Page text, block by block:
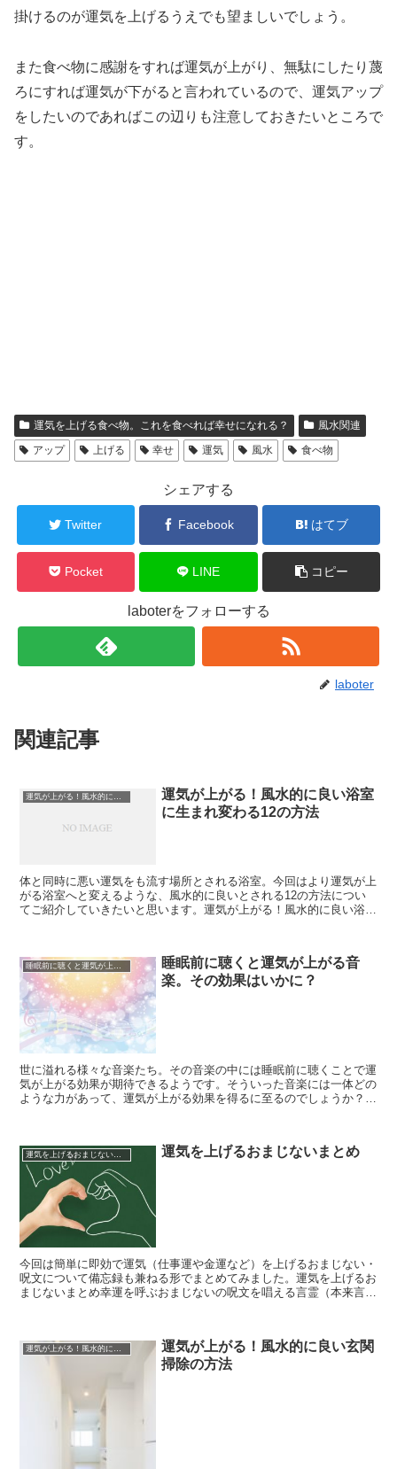
掛けるのが運気を上げるうえでも望ましいでしょう。
また食べ物に感謝をすれば運気が上がり、無駄にしたり蔑
ろにすれば運気が下がる と言われているので、運気アップ
をしたいのであればこの辺りも注意しておきたいところで
す。
運気を上げる食べ物。これを食べれば幸せになれる？
風水関連
アップ
上げる 幸せ 運気 風水 食べ物
シェアする
Twitter Facebook はてブ
Pocket LINE コピー
laboterをフォローする
laboter
関連記事
運気が上がる！風水的に良い浴室に生まれ変わる12の方法
運気が上がる！風水的に良い浴室
に生まれ変わる12の方法
体と同時に悪い運気をも流す場所とされる浴室。今回はより運気が上
がる浴室へと変えるような、風水的に良いとされる12の方法につい
てご紹介していきたいと思います。運気が上がる！風水的に良い浴室
睡眠前に聴くと運気が上がる音
楽。その効果はいかに？
世に溢れる様々な音楽たち。その音楽の中には睡眠前に聴くことで運
気が上がる効果が期待できるようです。そういった音楽には一体どの
ような力があって、運気が上がる効果を得るに至るのでしょうか？睡
運気を上げるおまじないまとめ 運気を上げるおまじないまとめ
今回は簡単に即効で運気（仕事運や金運など）を上げるおまじない・
呪文について備忘録も兼ねる形でまとめてみました。運気を上げるお
まじないまとめ幸運を呼ぶおまじないの呪文を唱える言霊（本来言葉
運気が上がる！風水的に良い玄関掃除の方法
運気が上がる！風水的に良い玄関
掃除の方法